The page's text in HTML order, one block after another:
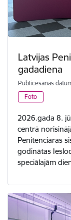
Latvijas
gadadiena
Publicēšanas
Foto
2026.gada 8.
centrā
Penitenciārās
godinātas
speciālajām